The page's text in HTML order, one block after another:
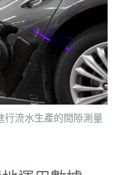
行流水生產的間隙測量